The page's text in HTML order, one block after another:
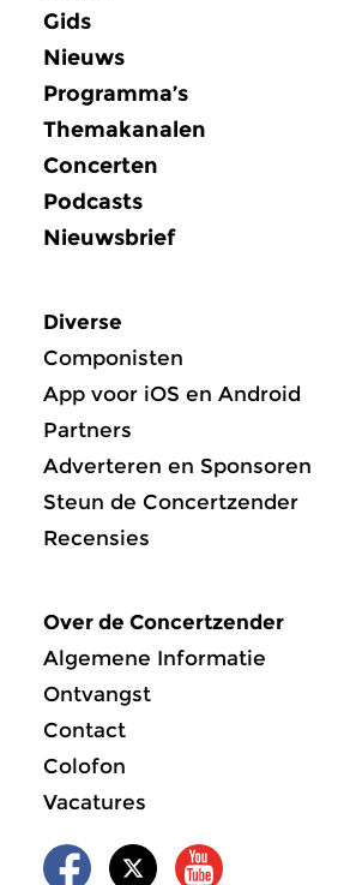
Gids
Nieuws
Programma’s
Themakanalen
Concerten
Podcasts
Nieuwsbrief
Diverse
Componisten
App voor iOS en Android
Partners
Adverteren en Sponsoren
Steun de Concertzender
Recensies
Over de Concertzender
Algemene Informatie
Ontvangst
Contact
Colofon
Vacatures